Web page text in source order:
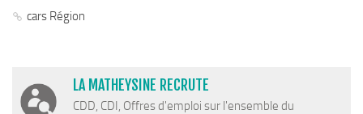
Matheysine Tourisme
Relais Petite Enfance
cars Région
LA MATHEYSINE RECRUTE
CDD, CDI, Offres d'emploi sur l'ensemble du